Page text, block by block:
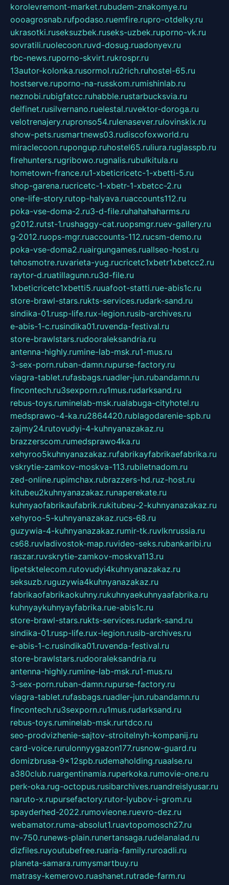
korolevremont-market.rubudem-znakomye.ru
oooagrosnab.rufpodaso.ruemfire.rupro-otdelky.ru
ukrasotki.ruseksuzbek.ruseks-uzbek.ruporno-vk.ru
sovratili.ruolecoon.ruvd-dosug.ruadonyev.ru
rbc-news.ruporno-skvirt.rukrospr.ru
13autor-kolonka.rusormol.ru2rich.ruhostel-65.ru
hostserve.ruporno-na-russkom.rumishinlab.ru
neznobi.rubigfatcc.ruhabble.rustarbucksvia.ru
delfinet.rusilvernano.ruelestal.ruvektor-doroga.ru
velotrenajery.rupronso54.rulenasever.rulovinskix.ru
show-pets.rusmartnews03.rudiscofoxworld.ru
miraclecoon.rupongup.ruhostel65.ruliura.ruglasspb.ru
firehunters.rugribowo.rugnalis.rubulkitula.ru
hometown-france.ru1-xbeticricetc-1-xbetti-5.ru
shop-garena.rucricetc-1-xbetr-1-xbetcc-2.ru
one-life-story.rutop-halyava.ruaccounts112.ru
poka-vse-doma-2.ru3-d-file.ruhahahaharms.ru
g2012.rutst-1.rushaggy-cat.ruopsmgr.ruev-gallery.ru
g-2012.ruops-mgr.ruaccounts-112.rucsm-demo.ru
poka-vse-doma2.ruairgungames.ruallseo-host.ru
tehosmotre.ruvarieta-yug.rucricetc1xbetr1xbetcc2.ru
raytor-d.ruatillagunn.ru3d-file.ru
1xbeticricetc1xbetti5.ruuafoot-statti.rue-abis1c.ru
store-brawl-stars.rukts-services.rudark-sand.ru
sindika-01.rusp-life.rux-legion.rusib-archives.ru
e-abis-1-c.rusindika01.ruvenda-festival.ru
store-brawlstars.rudooraleksandria.ru
antenna-highly.rumine-lab-msk.ru1-mus.ru
3-sex-porn.ruban-damn.rupurse-factory.ru
viagra-tablet.rufasbags.ruadler-jun.rubandamn.ru
fincontech.ru3sexporn.ru1mus.rudarksand.ru
rebus-toys.ruminelab-msk.rualabuga-cityhotel.ru
medsprawo-4-ka.ru2864420.rublagodarenie-spb.ru
zajmy24.rutovudyi-4-kuhnyanazakaz.ru
brazzerscom.rumedsprawo4ka.ru
xehyroo5kuhnyanazakaz.rufabrikayfabrikaefabrika.ru
vskrytie-zamkov-moskva-113.rubiletnadom.ru
zed-online.rupimchax.rubrazzers-hd.ruz-host.ru
kitubeu2kuhnyanazakaz.runaperekate.ru
kuhnyaofabrikaufabrik.rukitubeu-2-kuhnyanazakaz.ru
xehyroo-5-kuhnyanazakaz.rucs-68.ru
guzywia-4-kuhnyanazakaz.rumir-tk.ruvlknrussia.ru
cs68.ruvladivostok-map.ruvideo-seks.rubankaribi.ru
raszar.ruvskrytie-zamkov-moskva113.ru
lipetsktelecom.rutovudyi4kuhnyanazakaz.ru
seksuzb.ruguzywia4kuhnyanazakaz.ru
fabrikaofabrikaokuhny.rukuhnyaekuhnyaafabrika.ru
kuhnyaykuhnyayfabrika.rue-abis1c.ru
store-brawl-stars.rukts-services.rudark-sand.ru
sindika-01.rusp-life.rux-legion.rusib-archives.ru
e-abis-1-c.rusindika01.ruvenda-festival.ru
store-brawlstars.rudooraleksandria.ru
antenna-highly.rumine-lab-msk.ru1-mus.ru
3-sex-porn.ruban-damn.rupurse-factory.ru
viagra-tablet.rufasbags.ruadler-jun.rubandamn.ru
fincontech.ru3sexporn.ru1mus.rudarksand.ru
rebus-toys.ruminelab-msk.rurtdco.ru
seo-prodvizhenie-sajtov-stroitelnyh-kompanij.ru
card-voice.rurulonnyygazon177.rusnow-guard.ru
domizbrusa-9x12spb.rudemaholding.ruaalse.ru
a380club.ruargentinamia.ruperkoka.rumovie-one.ru
perk-oka.rug-octopus.rusibarchives.ruandreislyusar.ru
naruto-x.rupursefactory.rutor-lyubov-i-grom.ru
spayderhed-2022.rumovieone.ruevro-dez.ru
webamator.ruma-absolut1.ruavtopomosch27.ru
nv-750.runews-plain.runertansaga.rudelanalad.ru
dizfiles.ruyoutubefree.ruaria-family.ruroadli.ru
planeta-samara.rumysmartbuy.ru
matrasy-kemerovo.ruashanet.rutrade-farm.ru